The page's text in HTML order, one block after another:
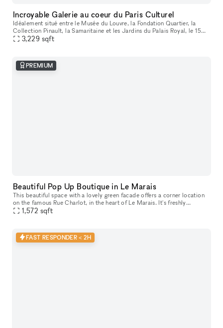
Incroyable Galerie au coeur du Paris Culturel
Idéalement situé entre le Musée du Louvre, la Fondation Quartier, la
Collection Pinault, la Samaritaine et les Jardins du Palais Royal, le 15
rue du Louvre s’impose comme un espace raffiné et stratég
3,229 sqft
PREMIUM
Beautiful Pop Up Boutique in Le Marais
This beautiful space with a lovely green facade offers a corner location
on the famous Rue Charlot​,​ in the heart of Le Marais. It's freshly
renovated with white walls​,​ ceiling​,​ and floor. 146 s
1,572 sqft
FAST RESPONDER < 2H